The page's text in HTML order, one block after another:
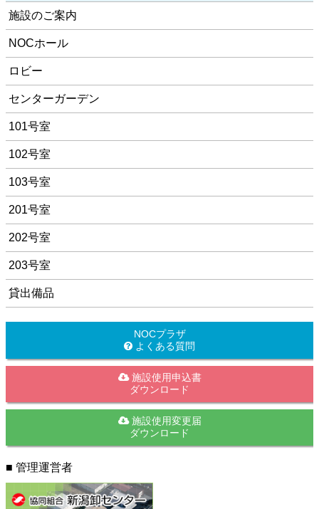
施設のご案内
NOCホール
ロビー
センターガーデン
101号室
102号室
103号室
201号室
202号室
203号室
貸出備品
NOCプラザ
よくある質問
施設使用申込書
ダウンロード
施設使用変更届
ダウンロード
■ 管理運営者